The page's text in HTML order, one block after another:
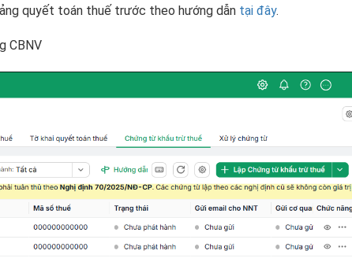
quyết toán thuế trước theo hướng dẫn tại đây.
CBNV